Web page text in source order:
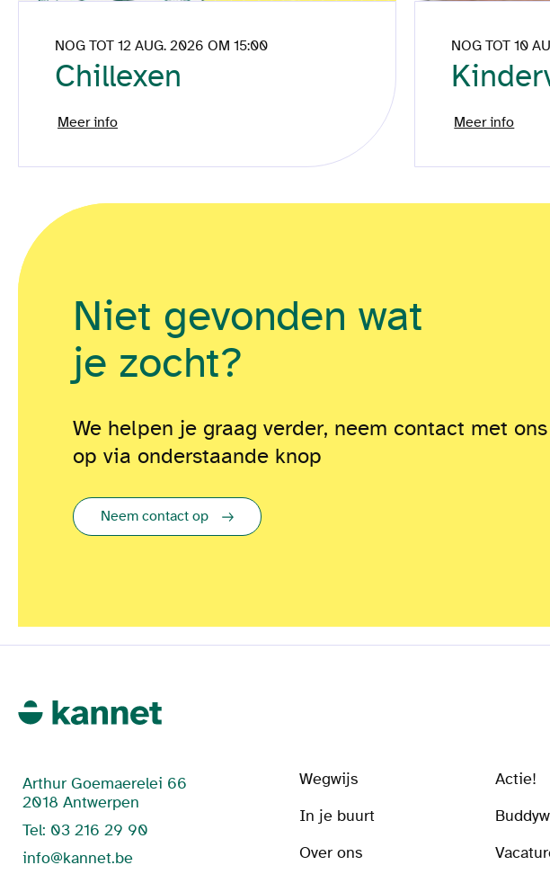
NOG TOT 12 AUG. 2026 OM 15:00
Chillexen
Meer info
NOG TOT 10
Meer info
Niet gevonden wat
je zocht?
We helpen je graag verder, neem contact met ons
op via onderstaande knop
Neem contact op
Arthur Goemaerelei 66
2018 Antwerpen
Tel: 03 216 29 90
info@kannet.be
Wegwijs Actie!
In je buurt
Over ons